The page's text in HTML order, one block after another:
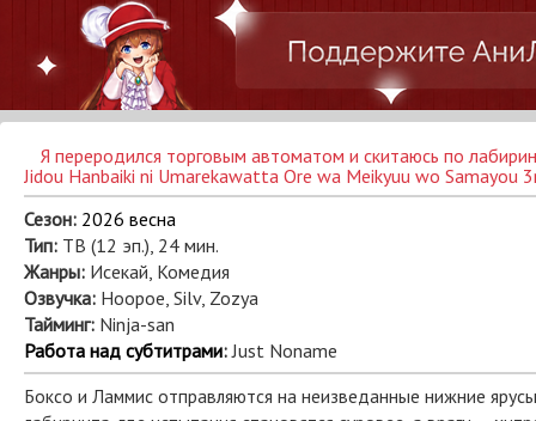
Я переродился торговым автоматом и скитаюсь по
Jidou Hanbaiki ni Umarekawatta Ore wa Meikyuu wo Samayou 3rd
Сезон: 2026 весна
Тип: ТВ (12 эп.), 24 мин.
Жанры: Исекай, Комедия
Озвучка: Hoopoe, Silv, Zozya
Тайминг: Ninja-san
Работа над субтитрами:Just Noname
Боксо и Ламмис отправляются на неизведанные нижние ярусы